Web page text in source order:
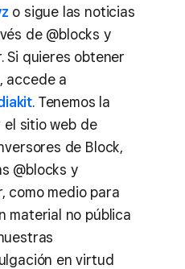
o sigue las noticias
de @blocks y
Si quieres obtener
accede a
. Tenemos la
sitio web de
de Block,
@blocks y
como medio para
material no pública
en virtud